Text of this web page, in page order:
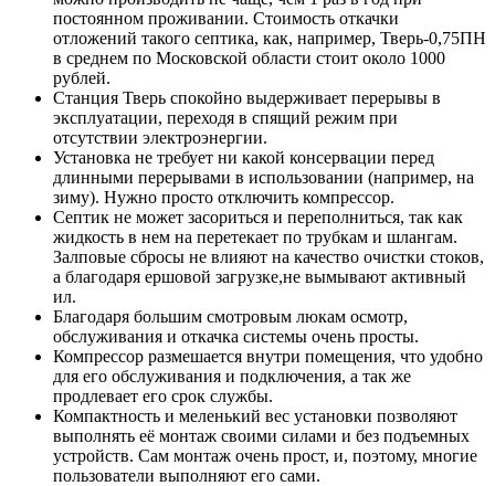
постоянном проживании. Стоимость откачки
отложений такого септика, как, например, Тверь-0,75ПН
в среднем по Московской области стоит около 1000
рублей.
Станция Тверь спокойно выдерживает перерывы в
эксплуатации, переходя в спящий режим при
отсутствии электроэнергии.
Установка не требует ни какой консервации перед
длинными перерывами в использовании (например, на
зиму). Нужно просто отключить компрессор.
Септик не может засориться и переполниться, так как
жидкость в нем на перетекает по трубкам и шлангам.
Залповые сбросы не влияют на качество очистки стоков,
а благодаря ершовой загрузке,не вымывают активный
ил.
Благодаря большим смотровым люкам осмотр,
обслуживания и откачка системы очень просты.
Компрессор размешается внутри помещения, что удобно
для его обслуживания и подключения, а так же
продлевает его срок службы.
Компактность и меленький вес установки позволяют
выполнять её монтаж своими силами и без подъемных
устройств. Сам монтаж очень прост, и, поэтому, многие
пользователи выполняют его сами.